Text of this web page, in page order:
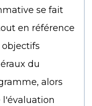
se fait
en référence
objectifs
du
alors
l'évaluation